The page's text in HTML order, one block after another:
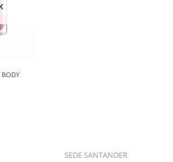
BODY
SEDE SANTANDER